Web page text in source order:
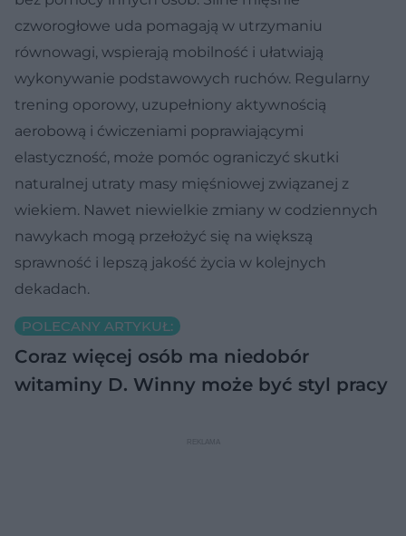
czworogłowe uda pomagają w utrzymaniu
równowagi, wspierają mobilność i ułatwiają
wykonywanie podstawowych ruchów. Regularny
trening oporowy, uzupełniony aktywnością
aerobową i ćwiczeniami poprawiającymi
elastyczność, może pomóc ograniczyć skutki
naturalnej utraty masy mięśniowej związanej z
wiekiem. Nawet niewielkie zmiany w codziennych
nawykach mogą przełożyć się na większą
sprawność i lepszą jakość życia w kolejnych
dekadach.
POLECANY ARTYKUŁ:
Coraz więcej osób ma niedobór
witaminy D. Winny może być styl pracy